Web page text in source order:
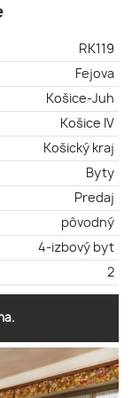
RK119
Fejova
Košice-Juh
Košice IV
Košický kraj
Byty
Predaj
pôvodný
4-izbový byt
2